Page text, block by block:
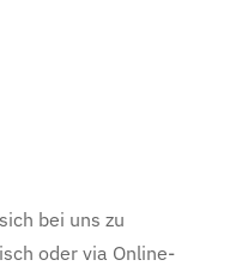
bei uns zu
oder via Online-